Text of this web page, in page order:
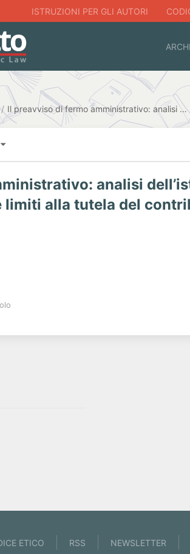
ISTRUZIONI PER GLI AUTORI
Il preavviso di fermo amministrativo: analisi dell’istituto tra esigenze di recupero delle Entrate e limiti alla tutela del contribuente.
analisi
limiti alla tutela del
ETICO RSS NEWSLETTER